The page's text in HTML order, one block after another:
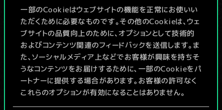
一部のCookieはウェブサイトの機能を正常にお使いい
ただくために必要なものです。その他のCookieは、ウェ
ブサイトの品質向上のために、オプションとして技術的
およびコンテンツ関連のフィードバックを送信します。ま
た、ソーシャルメディア上などでお客様が興味を持ちそ
うなコンテンツをお届けするために、一部のCookieをパ
ートナーに提供する場合があります。お客様の許可なく
これらのオプションが有効になることはありません。
デッキ名入力＆ガイドを作成
デッキを編集
/